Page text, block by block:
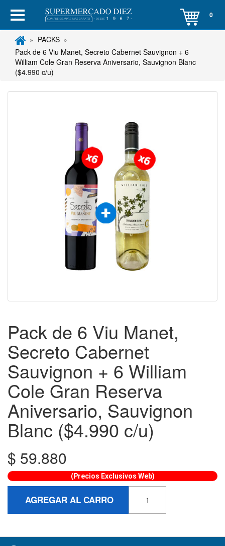
0
PACKS
Pack de 6 Viu Manet, Secreto Cabernet Sauvignon + 6
William Cole Gran Reserva Aniversario, Sauvignon Blanc
($4.990 c/u)
Pack de 6 Viu Manet,
Secreto Cabernet
Sauvignon + 6 William
Cole Gran Reserva
Aniversario, Sauvignon
Blanc ($4.990 c/u)
$ 59.880
(Precios Exclusivos Web)
AGREGAR AL CARRO